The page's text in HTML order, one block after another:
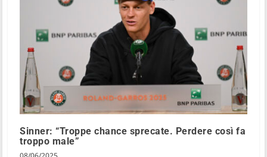
Sinner: “Troppe chance sprecate. Perdere così fa
troppo male”